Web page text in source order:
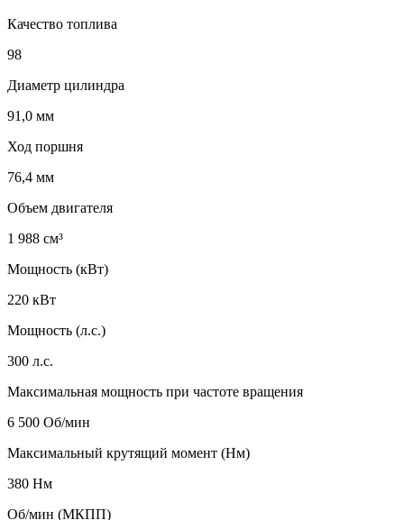
Качество топлива
98
Диаметр цилиндра
91,0 мм
Ход поршня
76,4 мм
Объем двигателя
1 988 см³
Мощность (кВт)
220 кВт
Мощность (л.с.)
300 л.с.
Максимальная мощность при частоте вращения
6 500 Об/мин
Максимальный крутящий момент (Нм)
380 Нм
Об/мин (МКПП)